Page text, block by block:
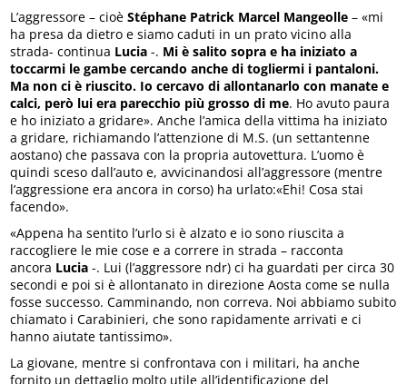
L’aggressore – cioèStéphane Patrick Marcel Mangeolle – «mi
ha presa da dietro e siamo caduti in un prato vicino alla
strada- continua Lucia -. Mi è salito sopra e ha iniziato a
toccarmi le gambe cercando anche di togliermi i pantaloni.
Ma non ci è riuscito. Io cercavo di allontanarlo con manate e
calci, però lui era parecchio più grosso di me. Ho avuto paura
e ho iniziato a gridare». Anche l’amica della vittima ha iniziato
a gridare, richiamando l’attenzione di M.S. (un settantenne
aostano) che passava con la propria autovettura. L’uomo è
quindi sceso dall’auto e, avvicinandosi all’aggressore (mentre
l’aggressione era ancora in corso) ha urlato:«Ehi! Cosa stai
facendo».
«Appena ha sentito l’urlo si è alzato e io sono riuscita a
raccogliere le mie cose e a correre in strada – racconta
ancora Lucia -. Lui (l’aggressore ndr) ci ha guardati per circa 30
secondi e poi si è allontanato in direzione Aosta come se nulla
fosse successo. Camminando, non correva. Noi abbiamo subito
chiamato i Carabinieri, che sono rapidamente arrivati e ci
hanno aiutate tantissimo».
La giovane, mentre si confrontava con i militari, ha anche
fornito un dettaglio molto utile all’identificazione del